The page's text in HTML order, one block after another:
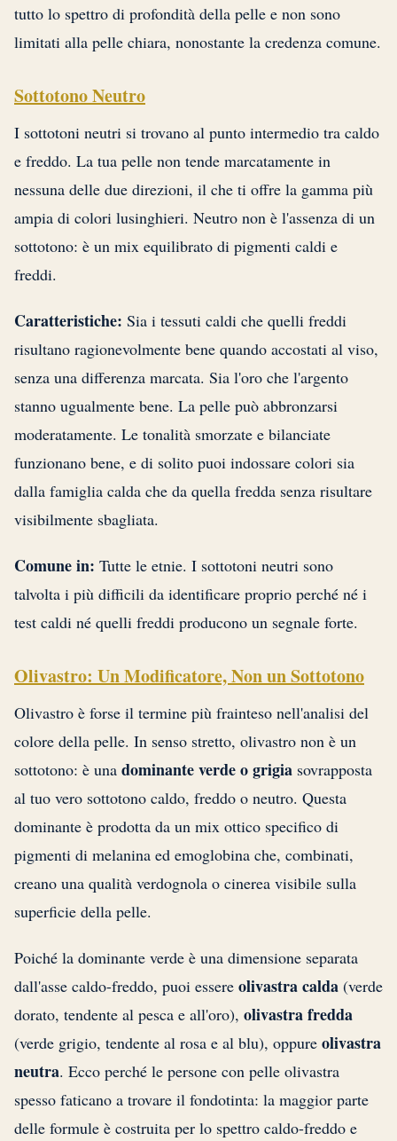
tutto lo spettro di profondità della pelle e non sono
limitati alla pelle chiara, nonostante la credenza comune.
Sottotono Neutro
I sottotoni neutri si trovano al punto intermedio tra caldo
e freddo. La tua pelle non tende marcatamente in
nessuna delle due direzioni, il che ti offre la gamma più
ampia di colori lusinghieri. Neutro non è l'assenza di un
sottotono: è un mix equilibrato di pigmenti caldi e
freddi.
Caratteristiche: Sia i tessuti caldi che quelli freddi
risultano ragionevolmente bene quando accostati al viso,
senza una differenza marcata. Sia l'oro che l'argento
stanno ugualmente bene. La pelle può abbronzarsi
moderatamente. Le tonalità smorzate e bilanciate
funzionano bene, e di solito puoi indossare colori sia
dalla famiglia calda che da quella fredda senza risultare
visibilmente sbagliata.
Comune in: Tutte le etnie. I sottotoni neutri sono
talvolta i più difficili da identificare proprio perché né i
test caldi né quelli freddi producono un segnale forte.
Olivastro: Un Modificatore, Non un Sottotono
Olivastro è forse il termine più frainteso nell'analisi del
colore della pelle. In senso stretto, olivastro non è un
sottotono: è una dominante verde o grigia sovrapposta
al tuo vero sottotono caldo, freddo o neutro. Questa
dominante è prodotta da un mix ottico specifico di
pigmenti di melanina ed emoglobina che, combinati,
creano una qualità verdognola o cinerea visibile sulla
superficie della pelle.
Poiché la dominante verde è una dimensione separata
dall'asse caldo-freddo, puoi essere olivastra calda (verde
dorato, tendente al pesca e all'oro), olivastra fredda
(verde grigio, tendente al rosa e al blu), oppure olivastra
neutra. Ecco perché le persone con pelle olivastra
spesso faticano a trovare il fondotinta: la maggior parte
delle formule è costruita per lo spettro caldo-freddo e